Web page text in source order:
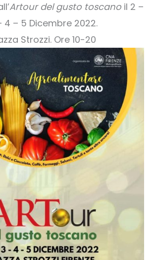
Artour del gusto toscanoil 2 –
4 – 5 Dicembre 2022.
Strozzi. Ore 10-20